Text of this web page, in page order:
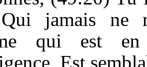
jamais ne
qui est
Est